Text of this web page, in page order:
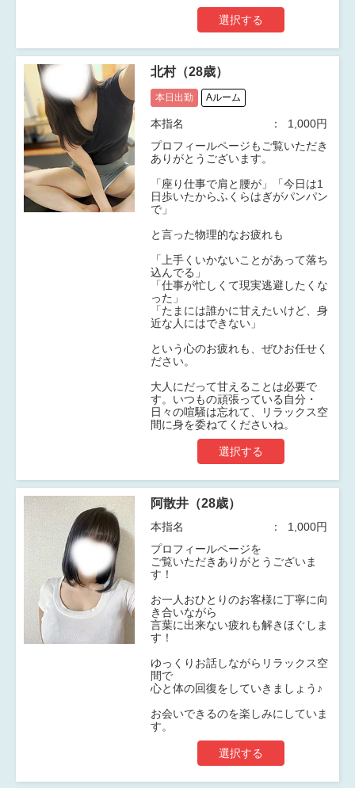
選択する
北村（28歳）
本日出勤 Aルーム
本指名
1,000円
プロフィールページもご覧いただき
ありがとうございます。
「座り仕事で肩と腰が」「今日は1
日歩いたからふくらはぎがパンパン
で」
と言った物理的なお疲れも
「上手くいかないことがあって落ち
込んでる」
「仕事が忙しくて現実逃避したくな
った」
「たまには誰かに甘えたいけど、身
近な人にはできない」
という心のお疲れも、ぜひお任せく
ださい。
大人にだって甘えることは必要で
す。いつもの頑張っている自分・
日々の喧騒は忘れて、リラックス空
間に身を委ねてくださいね。
選択する
阿散井（28歳）
本指名
1,000円
プロフィールページを
ご覧いただきありがとうございま
す！
お一人おひとりのお客様に丁寧に向
き合いながら
言葉に出来ない疲れも解きほぐしま
す！
ゆっくりお話しながらリラックス空
間で
心と体の回復をしていきましょう♪
お会いできるのを楽しみにしていま
す。
選択する